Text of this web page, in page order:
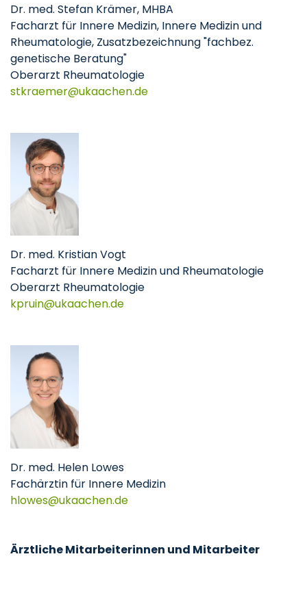
Dr. med. Stefan Krämer, MHBA
Facharzt für Innere Medizin, Innere Medizin und
Rheumatologie, Zusatzbezeichnung "fachbez.
genetische Beratung"
Oberarzt Rheumatologie
stkraemer
ukaachende
Dr. med. Kristian Vogt
Facharzt für Innere Medizin und Rheumatologie
Oberarzt Rheumatologie
kpruin@ukaachen.de
Dr. med. Helen Lowes
Fachärztin für Innere Medizin
hlowes@ukaachen.de
Ärztliche Mitarbeiterinnen und Mitarbeiter